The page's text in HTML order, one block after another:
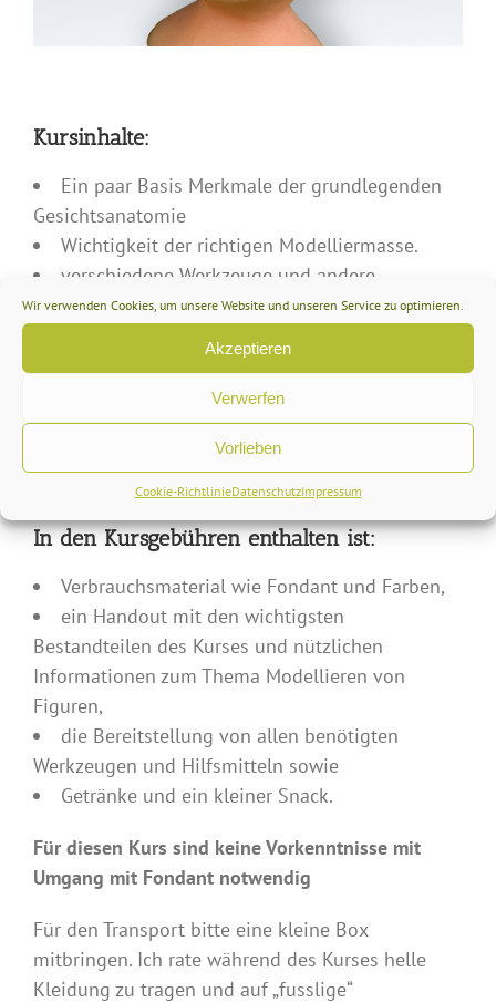
Wir verwenden Cookies, um unsere Website und unseren Service zu optimieren.
Akzeptieren
Verwerfen
Vorlieben
Cookie-RichtlinieDatenschutzImpressum
Kursinhalte:
Ein paar Basis Merkmale der grundlegenden
Gesichtsanatomie
Wichtigkeit der richtigen Modelliermasse.
verschiedene Werkzeuge und andere
Materialien die uns das Modellieren einfacher
Ausarbeiten von ca 4 – 6 Gesichtern mit
Erstellen von verschiedenen Frisuren
Geschicktes und effektives „Schminken“ mit
Essbarer Puderfarbe
In den Kursgebühren enthalten ist:
Verbrauchsmaterial wie Fondant und Farben,
ein Handout mit den wichtigsten
Bestandteilen des Kurses und nützlichen
Informationen zum Thema Modellieren von
Figuren,
die Bereitstellung von allen benötigten
Werkzeugen und Hilfsmitteln sowie
Getränke und ein kleiner Snack.
Für diesen Kurs sind keine Vorkenntnisse mit
Umgang mit Fondant notwendig
Für den Transport bitte eine kleine Box
mitbringen. Ich rate während des Kurses helle
Kleidung zu tragen und auf „fusslige“